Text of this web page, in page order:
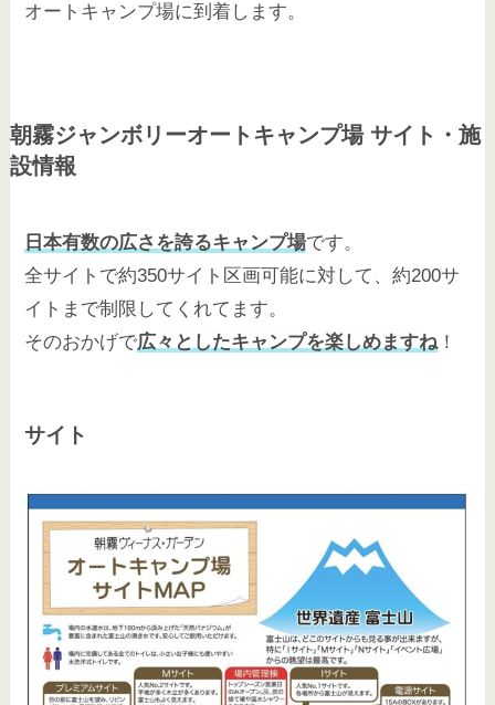
オートキャンプ場に到着します。
朝霧ジャンボリーオートキャンプ場 サイト・施
設情報
日本有数の広さを誇るキャンプ場です。
全サイトで約350サイト区画可能に対して、約200サ
イトまで制限してくれてます。
そのおかげで広々としたキャンプを楽しめますね ！
サイト